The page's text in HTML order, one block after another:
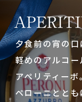
夕食前の宵の
軽めのアルコー
アぺリティーボ
ペローニととも